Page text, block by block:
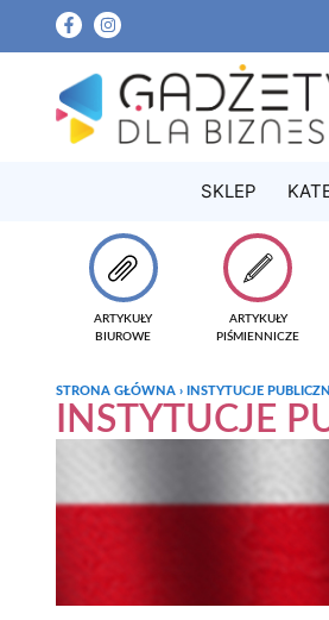
SKLEP
ARTYKUŁY
BIUROWE
ARTYKUŁY
PIŚMIENNICZE
STRONA GŁÓWNA › INSTYTUCJE
INSTYTUCJE